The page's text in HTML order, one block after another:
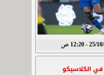
- 12:20 ص
الكلاسيكو